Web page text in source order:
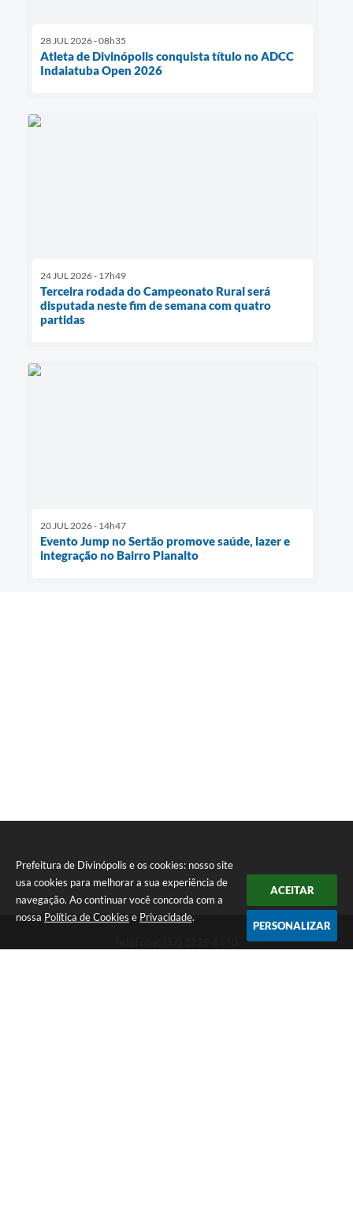
Prefeitura de Divinópolis e os cookies: nosso site
usa cookies para melhorar a sua experiência de
navegação. Ao continuar você concorda com a
nossa Política de Cookies e Privacidade.
ACEITAR
PERSONALIZAR
28 JUL 2026 - 08h35
Atleta de Divinópolis conquista título no ADCC
Indaiatuba Open 2026
24 JUL 2026 - 17h49
Terceira rodada do Campeonato Rural será
disputada neste fim de semana com quatro
partidas
20 JUL 2026 - 14h47
Evento Jump no Sertão promove saúde, lazer e
integração no Bairro Planalto